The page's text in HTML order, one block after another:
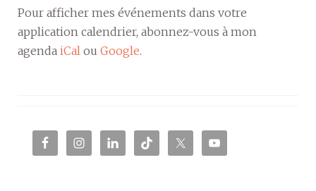
Pour afficher mes événements dans votre
application calendrier, abonnez-vous à mon
agenda iCal ou Google.